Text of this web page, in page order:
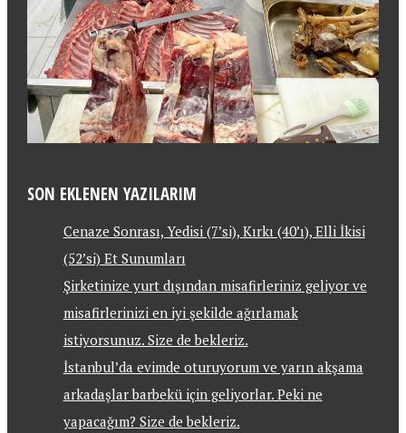
SON EKLENEN YAZILARIM
Cenaze Sonrası, Yedisi (7’si), Kırkı (40’ı), Elli İkisi
(52’si) Et Sunumları
Şirketinize yurt dışından misafirleriniz geliyor ve
misafirlerinizi en iyi şekilde ağırlamak
istiyorsunuz. Size de bekleriz.
İstanbul’da evimde oturuyorum ve yarın akşama
arkadaşlar barbekü için geliyorlar. Peki ne
yapacağım? Size de bekleriz.